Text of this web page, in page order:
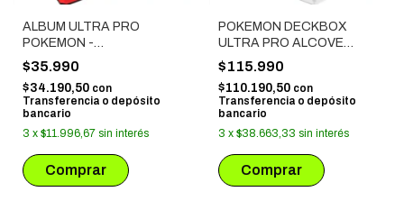
ALBUM ULTRA PRO
POKEMON -
CHARMANDER
$35.990
$34.190,50 con
Transferencia o depósito
bancario
3 x $11.996,67 sin interés
POKEMON DECKBOX
ULTRA PRO ALCOVE
CLICK - KALOS VIOLETA
$115.990
$110.190,50 con
Transferencia o depósito
bancario
3 x $38.663,33 sin interés